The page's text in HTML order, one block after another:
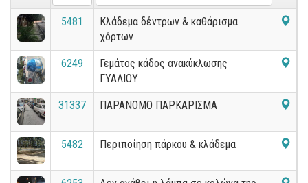
5481
Κλάδεμα δέντρων & καθάρισμα
χόρτων
6249
Γεμάτος κάδος ανακύκλωσης
ΓΥΑΛΙΟΥ
31337 ΠΑΡΑΝΟΜΟ ΠΑΡΚΑΡΙΣΜΑ
5482 Περιποίηση πάρκου & κλάδεμα